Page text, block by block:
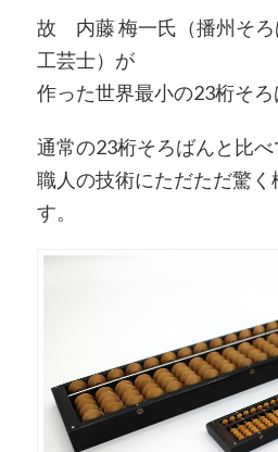
故 内藤 梅一氏（播州そろ
工芸士）が
作った世界最小の23桁そろ
通常の23桁そろばんと比べ
職人の技術にただただ驚
す。